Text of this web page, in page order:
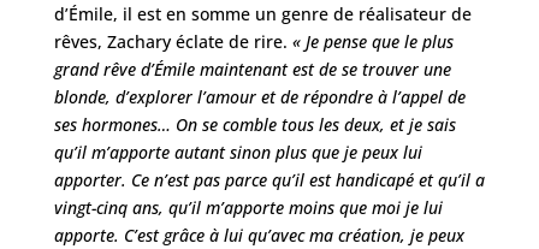
d’Émile, il est en somme un genre de réalisateur de
rêves, Zachary éclate de rire. « Je pense que le plus
grand rêve d’Émile maintenant est de se trouver une
blonde, d’explorer l’amour et de répondre à l’appel de
ses hormones… On se comble tous les deux, et je sais
qu’il m’apporte autant sinon plus que je peux lui
apporter. Ce n’est pas parce qu’il est handicapé et qu’il a
vingt-cinq ans, qu’il m’apporte moins que moi je lui
apporte. C’est grâce à lui qu’avec ma création, je peux